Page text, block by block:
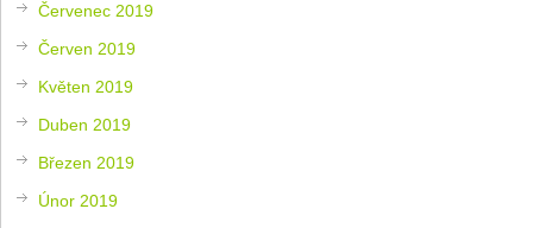
Červenec 2019
Červen 2019
Květen 2019
Duben 2019
Březen 2019
Únor 2019